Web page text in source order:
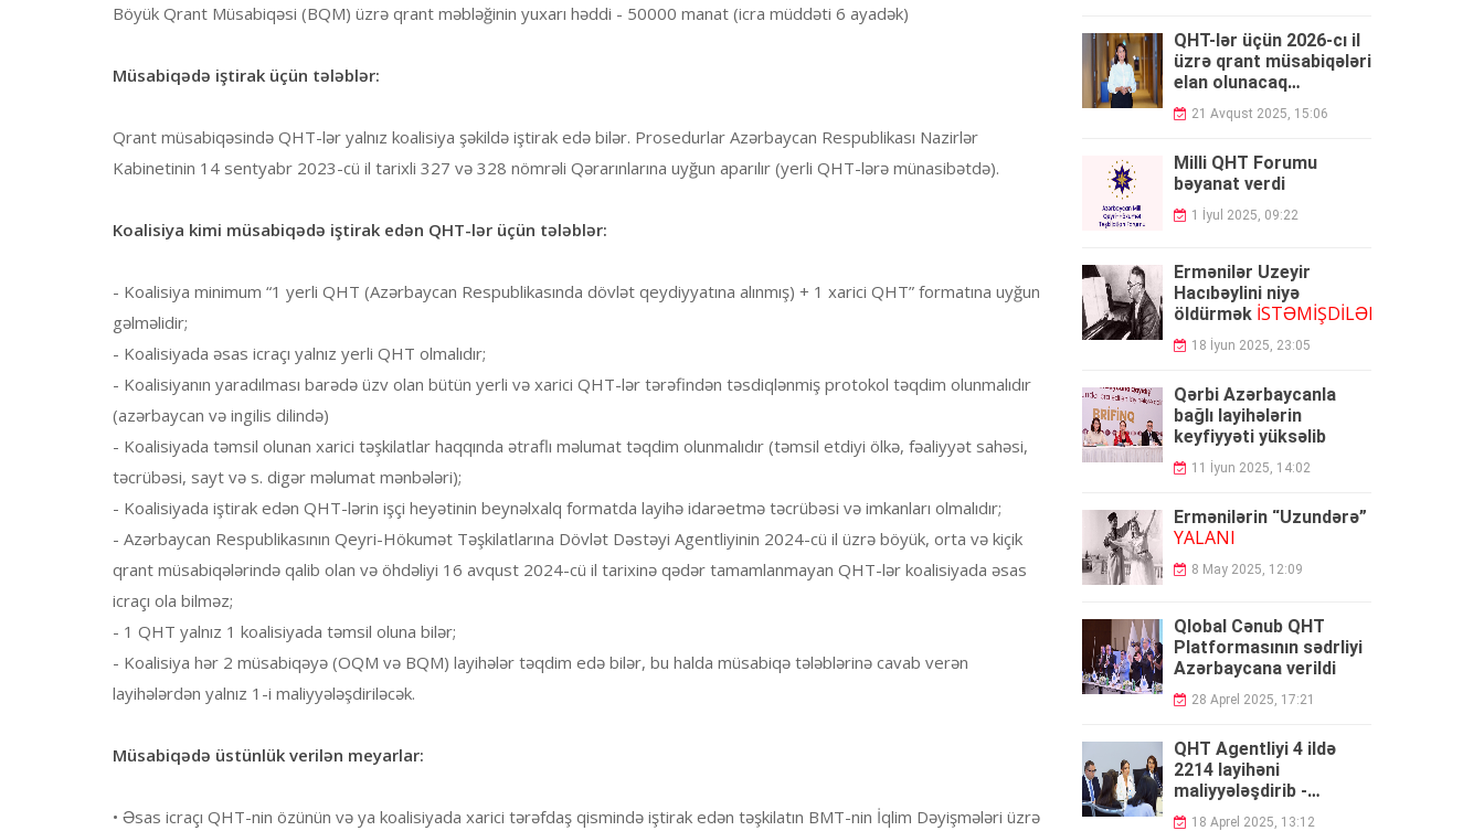
Böyük Qrant Müsabiqəsi (BQM) üzrə qrant məbləğinin yuxarı həddi - 50000 manat (icra müddəti 6 ayadək)
Müsabiqədə iştirak üçün tələblər:
Qrant müsabiqəsində QHT-lər yalnız koalisiya şəkildə iştirak edə bilər. Prosedurlar Azərbaycan Respublikası Nazirlər
Kabinetinin 14 sentyabr 2023-cü il tarixli 327 və 328 nömrəli Qərarınlarına uyğun aparılır (yerli QHT-lərə münasibətdə).
Koalisiya kimi müsabiqədə iştirak edən QHT-lər üçün tələblər:
- Koalisiya minimum “1 yerli QHT (Azərbaycan Respublikasında dövlət qeydiyyatına alınmış) + 1 xarici QHT” formatına uyğun
gəlməlidir;
- Koalisiyada əsas icraçı yalnız yerli QHT olmalıdır;
- Koalisiyanın yaradılması barədə üzv olan bütün yerli və xarici QHT-lər tərəfindən təsdiqlənmiş protokol təqdim olunmalıdır
(azərbaycan və ingilis dilində)
- Koalisiyada təmsil olunan xarici təşkilatlar haqqında ətraflı məlumat təqdim olunmalıdır (təmsil etdiyi ölkə, fəaliyyət sahəsi,
təcrübəsi, sayt və s. digər məlumat mənbələri);
- Koalisiyada iştirak edən QHT-lərin işçi heyətinin beynəlxalq formatda layihə idarəetmə təcrübəsi və imkanları olmalıdır;
- Azərbaycan Respublikasının Qeyri-Hökumət Təşkilatlarına Dövlət Dəstəyi Agentliyinin 2024-cü il üzrə böyük, orta və kiçik
qrant müsabiqələrində qalib olan və öhdəliyi 16 avqust 2024-cü il tarixinə qədər tamamlanmayan QHT-lər koalisiyada əsas
icraçı ola bilməz;
- 1 QHT yalnız 1 koalisiyada təmsil oluna bilər;
- Koalisiya hər 2 müsabiqəyə (OQM və BQM) layihələr təqdim edə bilər, bu halda müsabiqə tələblərinə cavab verən
layihələrdən yalnız 1-i maliyyələşdiriləcək.
Müsabiqədə üstünlük verilən meyarlar:
• Əsas icraçı QHT-nin özünün və ya koalisiyada xarici tərəfdaş qismində iştirak edən təşkilatın BMT-nin İqlim Dəyişmələri üzrə
QHT-lər üçün 2026-cı il
üzrə qrant müsabiqələri
elan olunacaq
-AGENTLİK
21 Avqust 2025, 15:06
Milli QHT Forumu
bəyanat verdi
1 İyul 2025, 09:22
Ermənilər Üzeyir
Hacıbəylini niyə
öldürmək İSTƏMİŞDİLƏR...
18 İyun 2025, 23:05
Qərbi Azərbaycanla
bağlı layihələrin
keyfiyyəti yüksəlib
11 İyun 2025, 14:02
Ermənilərin “Uzundərə”
YALANI
8 May 2025, 12:09
Qlobal Cənub QHT
Platformasının sədrliyi
Azərbaycana verildi
28 Aprel 2025, 17:21
QHT Agentliyi 4 ildə
2214 layihəni
maliyyələşdirib -
HESABAT
18 Aprel 2025, 13:12